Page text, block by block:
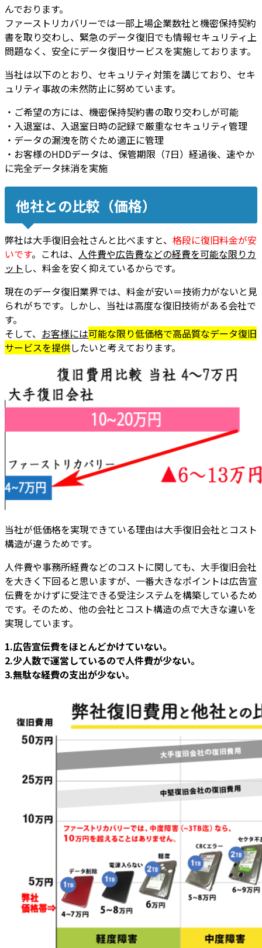
んでおります。
ファーストリカバリーでは一部上場企業数社と機密保持契約
書を取り交わし、緊急のデータ復旧でも情報セキュリティ上
問題なく、安全にデータ復旧サービスを実施しております。
当社は以下のとおり、セキュリティ対策を講じており、セキ
ュリティ事故の未然防止に努めています。
・ご希望の方には、機密保持契約書の取り交わしが可能
・入退室は、入退室日時の記録で厳重なセキュリティ管理
・データの漏洩を防ぐため適正に管理
・お客様のHDDデータは、保管期限（7日）経過後、速やか
に完全データ抹消を実施
他社との比較（価格）
弊社は大手復旧会社さんと比べますと、 格段に復旧料金が安
いです。これは、 人件費や広告費などの経費を可能な限りカ
ット し、 料金を安く抑えているからです。
現在のデータ復旧業界では、料金が安い＝技術力がないと見
られがちです。しかし、 当社は高度な復旧技術がある会社で
す。
そして、 お客様には可能な限り低価格で高品質なデータ復旧
サービスを提供したいと考えております。
当社が低価格を実現できている理由は大手復旧会社とコスト
構造が違うためです。
人件費や事務所経費などのコストに関しても、大手復旧会社
を大きく下回ると思いますが、一番大きなポイントは広告宣
伝費をかけずに受注できる受注システムを構築しているため
です。そのため、他の会社とコスト構造の点で大きな違いを
実現しています。
1.広告宣伝費をほとんどかけていない。
2.少人数で運営しているので人件費が少ない。
3.無駄な経費の支出が少ない。